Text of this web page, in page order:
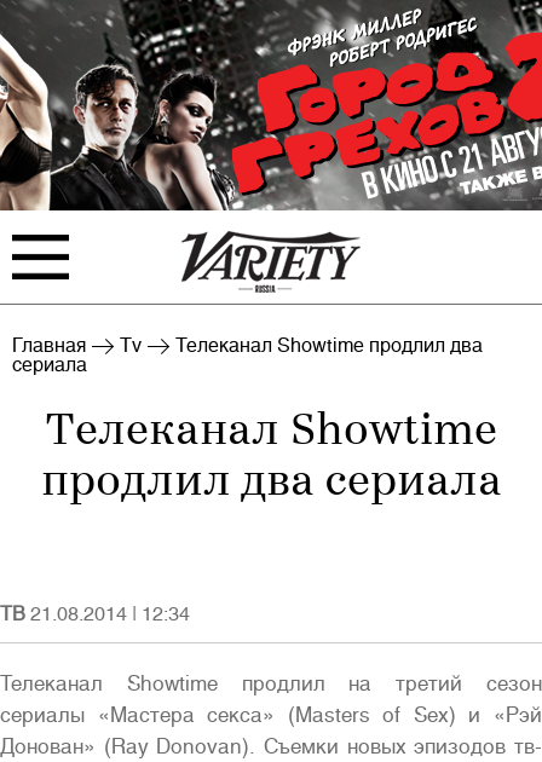
FILM TV
RANKING INDUSTRY
EVENTS ARCHIVE
Войти
Главная Tv
Телеканал Showtime продлил два
сериала
Телеканал Showtime
продлил два сериала
ТВ 21.08.2014 | 12:34
Телеканал Showtime продлил на третий сезон
сериалы «Мастера секса» (Masters of Sex) и «Рэй
Донован» (Ray Donovan). Съемки новых эпизодов тв-